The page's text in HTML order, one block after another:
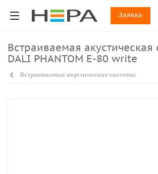
Заявка
Встраиваемая акустическая система
DALI PHANTOM E-80 write
Встраиваемые акустические системы